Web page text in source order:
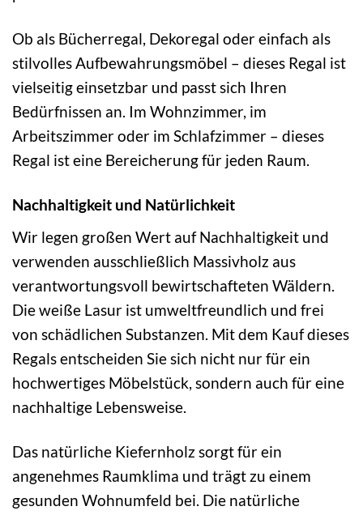
Ob als Bücherregal, Dekoregal oder einfach als
stilvolles Aufbewahrungsmöbel – dieses Regal ist
vielseitig einsetzbar und passt sich Ihren
Bedürfnissen an. Im Wohnzimmer, im
Arbeitszimmer oder im Schlafzimmer – dieses
Regal ist eine Bereicherung für jeden Raum.
Nachhaltigkeit und Natürlichkeit
Wir legen großen Wert auf Nachhaltigkeit und
verwenden ausschließlich Massivholz aus
verantwortungsvoll bewirtschafteten Wäldern.
Die weiße Lasur ist umweltfreundlich und frei
von schädlichen Substanzen. Mit dem Kauf dieses
Regals entscheiden Sie sich nicht nur für ein
hochwertiges Möbelstück, sondern auch für eine
nachhaltige Lebensweise.
Das natürliche Kiefernholz sorgt für ein
angenehmes Raumklima und trägt zu einem
gesunden Wohnumfeld bei. Die natürliche